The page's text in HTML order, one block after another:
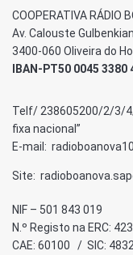
COOPERATIVA RÁDIO
Av. Calouste
3400-060 Oliveira do
IBAN-PT50 0045
Telf/ 238605200/2/3/
fixa nacional”
E-mail:
Site:
NIF – 501 843 019
N.º Registo na ERC:
CAE: 60100 / SIC: